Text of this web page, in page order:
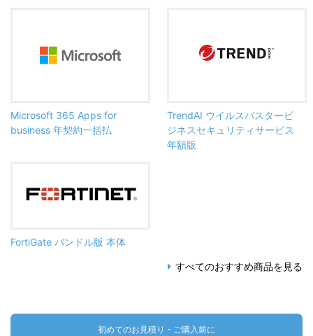
Microsoft 365 Apps for
business 年契約一括払
TrendAI ウイルスバスタービ
ジネスセキュリティサービス
年額版
FortiGate バンドル版 本体
すべてのおすすめ商品を見る
初めてのお見積り・ご購入前に